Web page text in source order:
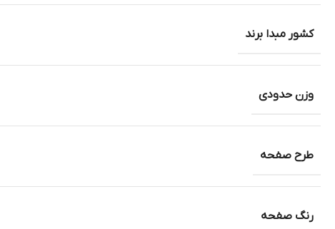
کشور مبدا برند
وزن حدودی
طرح صفحه
رنگ صفحه